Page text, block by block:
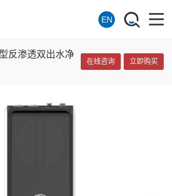
EN
反渗透双出水净
在线咨询 立即购买